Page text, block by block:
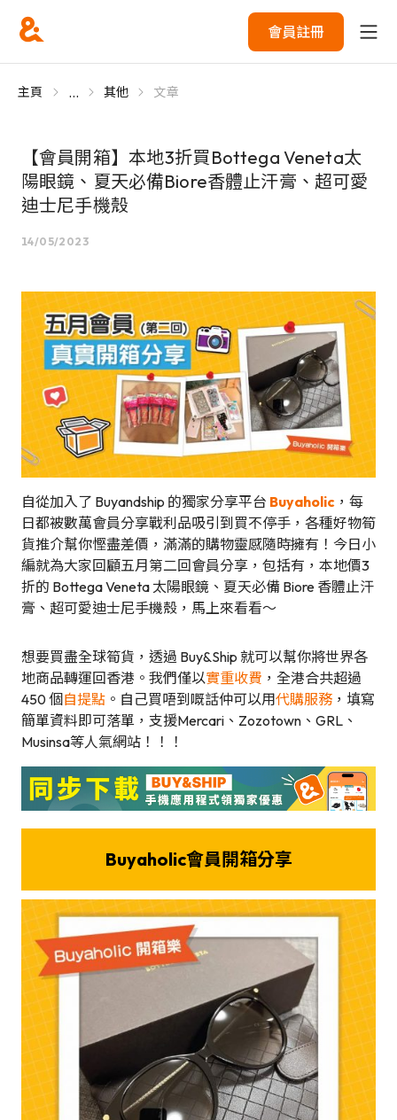
會員註冊
主頁 ... 其他 文章
【會員開箱】本地3折買Bottega Veneta太
陽眼鏡、夏天必備Biore香體止汗膏、超可愛
迪士尼手機殼
14/05/2023
自從加入了 Buyandship 的獨家分享平台 Buyaholic ，每
日都被數萬會員分享戰利品吸引到買不停手，各種好物筍
貨推介幫你慳盡差價，滿滿的購物靈感隨時擁有！今日小
編就為大家回顧五月第二回會員分享，包括有，本地價3
折的 Bottega Veneta 太陽眼鏡、夏天必備 Biore 香體止汗
膏、超可愛迪士尼手機殼，馬上來看看～
想要買盡全球筍貨，透過 Buy&Ship 就可以幫你將世界各
地商品轉運回香港。我們僅以實重收費 ，全港合共超過
450 個 自提點 。自己買唔到嘅話仲可以用代購服務 ，填寫
簡單資料即可落單，支援Mercari、Zozotown、GRL、
Musinsa等人氣網站！！！
Buyaholic會員開箱分享